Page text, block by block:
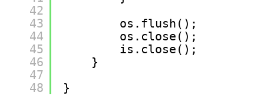
42
43
44
45
46
47
48
os.flush();
os.close();
is.close();
}
}